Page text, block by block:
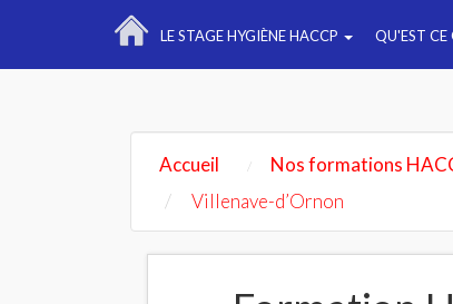
LE STAGE HYGIÈNE HACCP QU'EST CE
Accueil Nos formations
Villenave-d’Ornon